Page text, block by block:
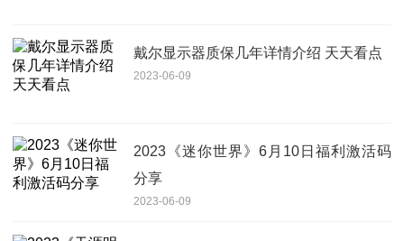
戴尔显示器质保几年详情介绍 天天看点
2023-06-09
2023《迷你世界》6月10日福利激活码
分享
2023-06-09